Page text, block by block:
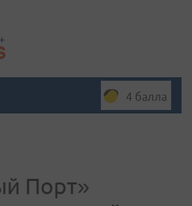
4 балла
Порт»